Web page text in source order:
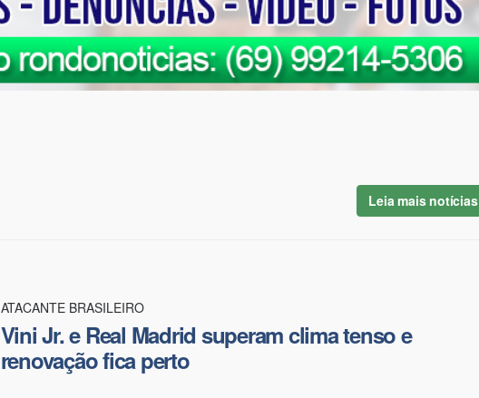
Leia mais notícias
ATACANTE BRASILEIRO
Vini Jr. e Real Madrid superam clima tenso e
renovação fica perto